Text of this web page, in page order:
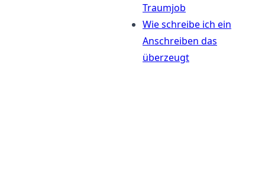
Traumjob
Wie schreibe ich ein
Anschreiben das
überzeugt